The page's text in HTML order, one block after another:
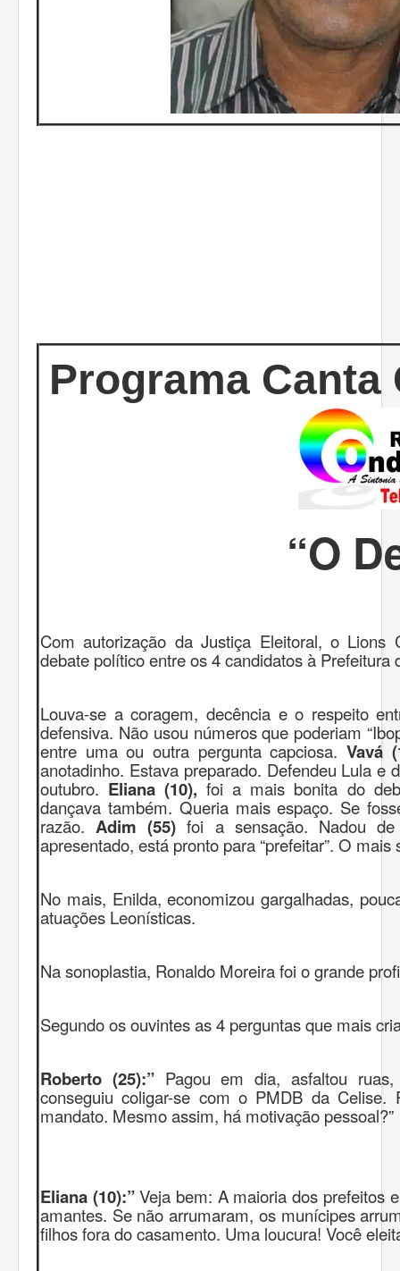
Programa Canta
“O
Com autorização da Justiça Eleitoral, o Lions
debate político entre os 4 candidatos à Prefeitura
Louva-se a coragem, decência e o respeito
defensiva. Não usou números que poderiam
entre uma ou outra pergunta capciosa. Vavá
anotadinho. Estava preparado. Defendeu Lula
outubro. Eliana (10), foi a mais bonita do
dançava também. Queria mais espaço. Se
razão. Adim (55) foi a sensação. Nadou
apresentado, está pronto para “prefeitar”. O
No mais, Enilda, economizou gargalhadas,
atuações Leonísticas.
Na sonoplastia, Ronaldo Moreira foi o grande
Segundo os ouvintes as 4 perguntas que mais
Roberto (25):”Pagou em dia, asfaltou ruas,
conseguiu coligar-se com o PMDB da
mandato. Mesmo assim, há motivação pessoal?”
Eliana (10):”Veja bem: A maioria dos prefeitos
amantes. Se não arrumaram, os munícipes
filhos fora do casamento. Uma loucura! Você